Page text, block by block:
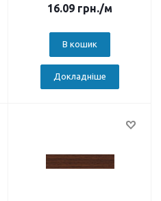
16.09 грн./м
В кошик
Докладніше